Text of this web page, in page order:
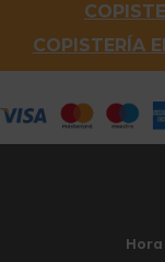
COPISTERÍA